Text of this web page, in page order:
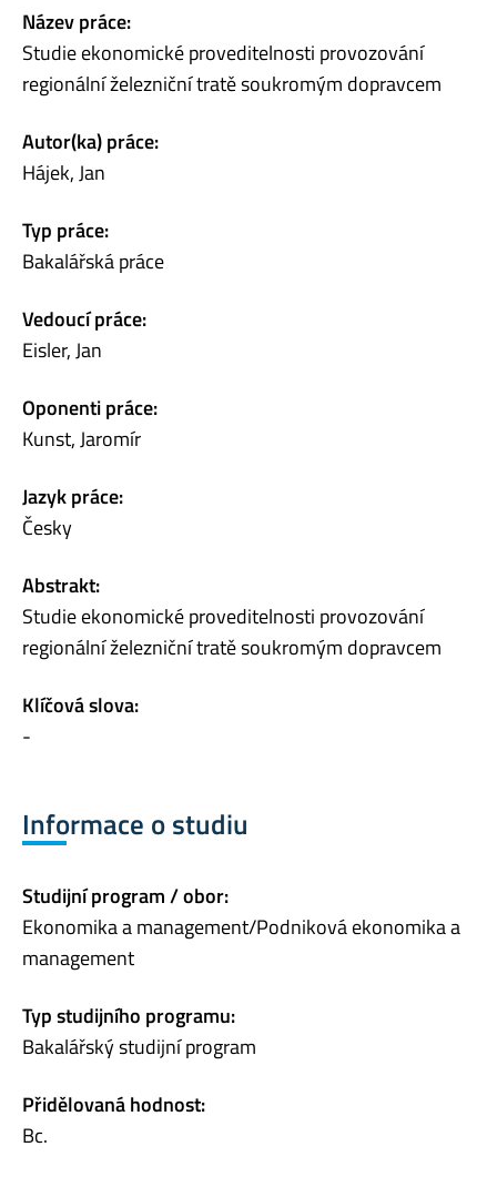
Název práce:
Studie ekonomické proveditelnosti provozování
regionální železniční tratě soukromým dopravcem
Autor(ka) práce:
Hájek, Jan
Typ práce:
Bakalářská práce
Vedoucí práce:
Eisler, Jan
Oponenti práce:
Kunst, Jaromír
Jazyk práce:
Česky
Abstrakt:
Studie ekonomické proveditelnosti provozování
regionální železniční tratě soukromým dopravcem
Klíčová slova:
-
Informace o studiu
Studijní program / obor:
Ekonomika a management/Podniková ekonomika a
management
Typ studijního programu:
Bakalářský studijní program
Přidělovaná hodnost:
Bc.